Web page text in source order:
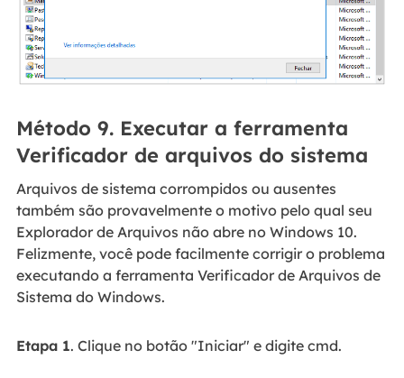
Método 9. Executar a ferramenta
Verificador de arquivos do sistema
Arquivos de sistema corrompidos ou ausentes
também são provavelmente o motivo pelo qual seu
Explorador de Arquivos não abre no Windows 10.
Felizmente, você pode facilmente corrigir o problema
executando a ferramenta Verificador de Arquivos de
Sistema do Windows.
Etapa 1. Clique no botão "Iniciar" e digite cmd.